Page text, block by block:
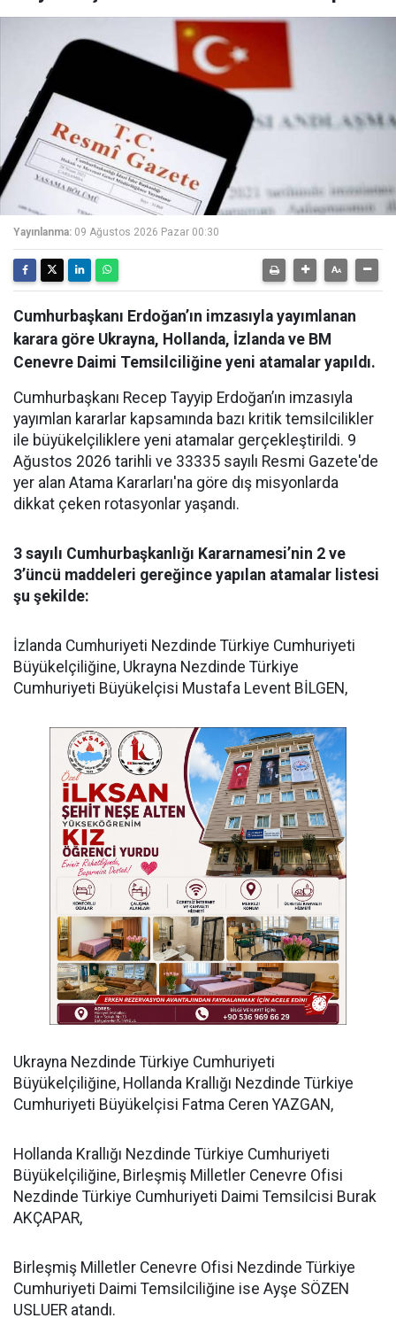
Yayınlanma: 09 Ağustos 2026 Pazar 00:30
Cumhurbaşkanı Erdoğan’ın imzasıyla yayımlanan
karara göre Ukrayna, Hollanda, İzlanda ve BM
Cenevre Daimi Temsilciliğine yeni atamalar yapıldı.
Cumhurbaşkanı Recep Tayyip Erdoğan’ın imzasıyla
yayımlan kararlar kapsamında bazı kritik temsilcilikler
ile büyükelçiliklere yeni atamalar gerçekleştirildi. 9
Ağustos 2026 tarihli ve 33335 sayılı Resmi Gazete'de
yer alan Atama Kararları'na göre dış misyonlarda
dikkat çeken rotasyonlar yaşandı.
3 sayılı Cumhurbaşkanlığı Kararnamesi’nin 2 ve
3’üncü maddeleri gereğince yapılan atamalar listesi
şu şekilde:
​İzlanda Cumhuriyeti Nezdinde Türkiye Cumhuriyeti
Büyükelçiliğine, Ukrayna Nezdinde Türkiye
Cumhuriyeti Büyükelçisi Mustafa Levent BİLGEN,
​Ukrayna Nezdinde Türkiye Cumhuriyeti
Büyükelçiliğine, Hollanda Krallığı Nezdinde Türkiye
Cumhuriyeti Büyükelçisi Fatma Ceren YAZGAN,
​Hollanda Krallığı Nezdinde Türkiye Cumhuriyeti
Büyükelçiliğine, Birleşmiş Milletler Cenevre Ofisi
Nezdinde Türkiye Cumhuriyeti Daimi Temsilcisi Burak
AKÇAPAR,
​Birleşmiş Milletler Cenevre Ofisi Nezdinde Türkiye
Cumhuriyeti Daimi Temsilciliğine ise Ayşe SÖZEN
USLUER atandı.